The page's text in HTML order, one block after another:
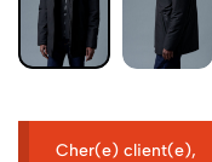
Cher(e) client(e),